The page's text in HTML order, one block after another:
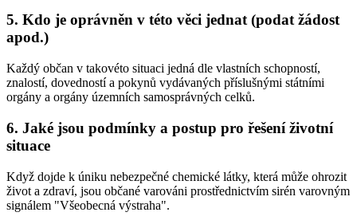
5. Kdo je oprávněn v této věci jednat (podat žádost
apod.)
Každý občan v takovéto situaci jedná dle vlastních schopností,
znalostí, dovedností a pokynů vydávaných příslušnými státními
orgány a orgány územních samosprávných celků.
6. Jaké jsou podmínky a postup pro řešení životní
situace
Když dojde k úniku nebezpečné chemické látky, která může ohrozit
život a zdraví, jsou občané varováni prostřednictvím sirén varovným
signálem "Všeobecná výstraha".